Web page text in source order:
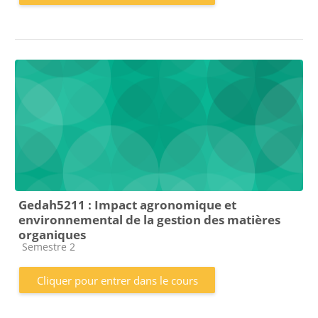
Gedah5211 : Impact agronomique et
environnemental de la gestion des matières
organiques
Catégorie de cours
Semestre 2
Cliquer pour entrer dans le cours